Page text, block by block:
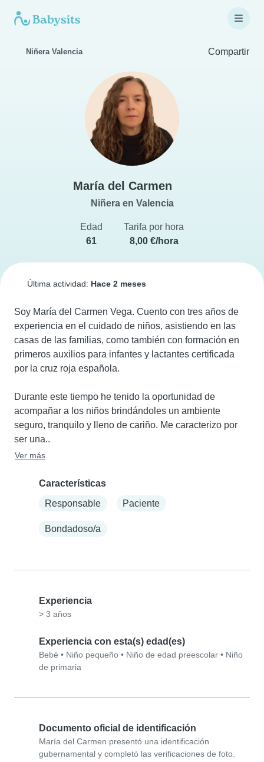
Niñera Valencia Compartir
María del Carmen
Niñera en Valencia
Edad
61
Tarifa por hora
8,00 €/hora
Última actividad: Hace 2 meses
Soy María del Carmen Vega. Cuento con tres años de
experiencia en el cuidado de niños, asistiendo en las
casas de las familias, como también con formación en
primeros auxilios para infantes y lactantes certificada
por la cruz roja española.
Durante este tiempo he tenido la oportunidad de
acompañar a los niños brindándoles un ambiente
seguro, tranquilo y lleno de cariño. Me caracterizo por
ser una..
Ver más
Características
Responsable
Paciente
Bondadoso/a
Experiencia
> 3 años
Experiencia con esta(s) edad(es)
Bebé • Niño pequeño • Niño de edad preescolar • Niño
de primaria
Documento oficial de identificación
María del Carmen presentó una identificación
gubernamental y completó las verificaciones de foto.